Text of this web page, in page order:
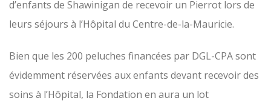
d’enfants de Shawinigan de recevoir un Pierrot lors de
leurs séjours à l’Hôpital du Centre-de-la-Mauricie.
Bien que les 200 peluches financées par DGL-CPA sont
évidemment réservées aux enfants devant recevoir des
soins à l’Hôpital, la Fondation en aura un lot